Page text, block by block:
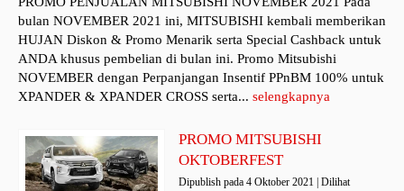
bulan NOVEMBER 2021 ini, MITSUBISHI kembali memberikan
HUJAN Diskon & Promo Menarik serta Special Cashback untuk
ANDA khusus pembelian di bulan ini. Promo Mitsubishi
NOVEMBER dengan Perpanjangan Insentif PPnBM 100% untuk
XPANDER & XPANDER CROSS serta... selengkapnya
PROMO MITSUBISHI
OKTOBERFEST
Dipublish pada 4 Oktober 2021 | Dilihat